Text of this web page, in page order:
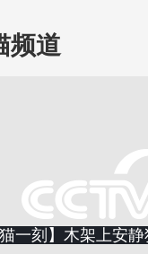
频道
猫一刻】木架上安